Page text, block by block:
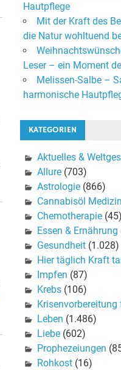
Hautpflege
Mit der Kraft des
die Natur wohltuend
Leser – ein Moment
Melissen-Salbe –
harmonische
KATEGORIEN
Aktuelles &
Allure(703)
Astrologie(866)
Cannabisöl
Chemotherapie(45)
Essen & Ernährung
Gesundheit(1.028)
Hier täglich Kraft
Impfen (87)
Krebs(106)
Krisenvorbereitung
Leben (1.486)
Liebe(602)
Prophezeiungen
Rohkost(16)